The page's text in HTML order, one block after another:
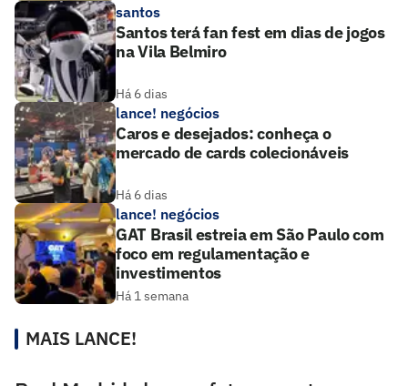
santos
Santos terá fan fest em dias de jogos
na Vila Belmiro
Há 6 dias
lance! negócios
Caros e desejados: conheça o
mercado de cards colecionáveis
Há 6 dias
lance! negócios
GAT Brasil estreia em São Paulo com
foco em regulamentação e
investimentos
Há 1 semana
MAIS LANCE!